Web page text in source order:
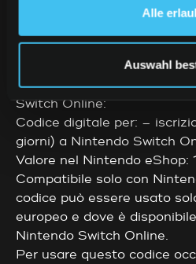
Alle
Auswahl
CONDIZIONI D'USO
Note legali per il codice
Switch Online:
Codice digitale per: –
giorni) a Nintendo Switch
Valore nel Nintendo eShop:
Compatibile solo con
codice può essere usato
europeo e dove è
Nintendo Switch Online.
Per usare questo codice